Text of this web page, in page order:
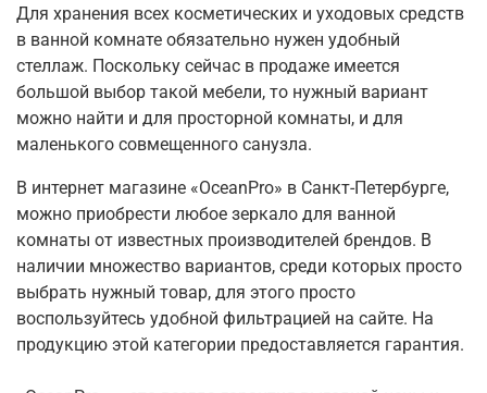
Для хранения всех косметических и уходовых средств
в ванной комнате обязательно нужен удобный
стеллаж. Поскольку сейчас в продаже имеется
большой выбор такой мебели, то нужный вариант
можно найти и для просторной комнаты, и для
маленького совмещенного санузла.
В интернет магазине «OceanPro» в Санкт-Петербурге,
можно приобрести любое зеркало для ванной
комнаты от известных производителей брендов. В
наличии множество вариантов, среди которых просто
выбрать нужный товар, для этого просто
воспользуйтесь удобной фильтрацией на сайте. На
продукцию этой категории предоставляется гарантия.